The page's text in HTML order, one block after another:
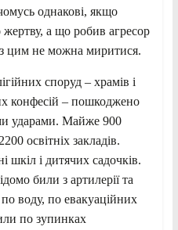
однакові, якщо
жертву, а що робив агресор
з цим не можна миритися.
споруд – храмів і
конфесій – пошкоджено
ударами. Майже 900
освітніх закладів.
шкіл і дитячих садочків.
били з артилерії та
воду, по евакуаційних
по зупинках